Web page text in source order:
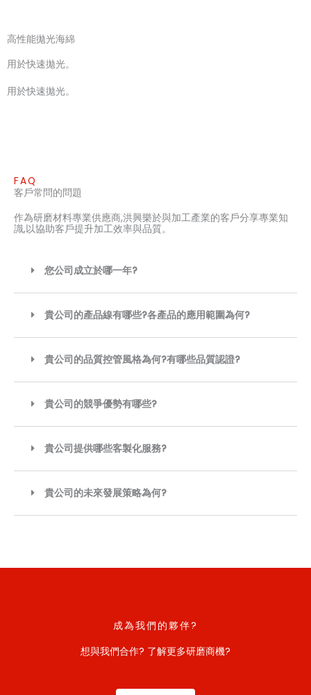
高性能拋光海綿
用於快速拋光。
用於快速拋光。
FAQ
客戶常問的問題
作為研磨材料專業供應商,洪興樂於與加工產業的客戶分享專業知
識,以協助客戶提升加工效率與品質。
您公司成立於哪一年?
貴公司的產品線有哪些?各產品的應用範圍為何?
貴公司的品質控管風格為何?有哪些品質認證?
貴公司的競爭優勢有哪些?
貴公司提供哪些客製化服務?
貴公司的未來發展策略為何?
成為我們的夥伴?
想與我們合作? 了解更多研磨商機?